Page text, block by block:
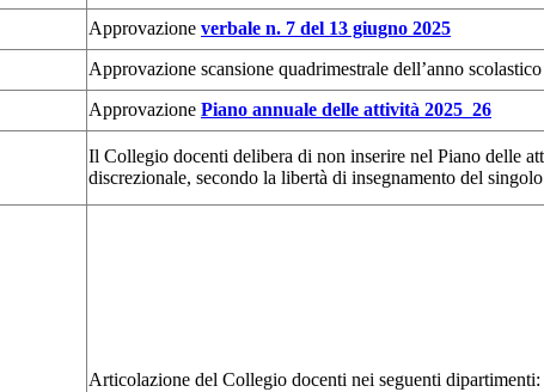
Approvazione verbale n. 7 del 13 giugno 2025
Approvazione scansione quadrimestrale dell’anno
Approvazione Piano annuale delle attività 2025_26
Il Collegio docenti delibera di non inserire nel Piano delle
discrezionale, secondo la libertà di insegnamento del
Articolazione del Collegio docenti nei seguenti dipartimenti: